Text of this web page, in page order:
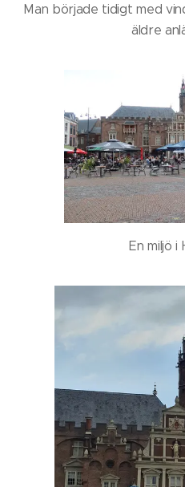
Man började tidigt med
äldre
En miljö i